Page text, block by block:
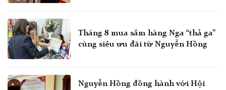
Tháng 8 mua sắm hàng Nga “thả ga”
cùng siêu ưu đãi từ Nguyễn Hồng
Nguyễn Hồng đồng hành với Hội